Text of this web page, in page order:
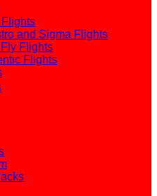
and Sigma Flights
Flights
Flights